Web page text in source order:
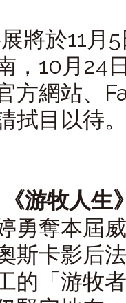
將於11月
，10月24
方網站、
拭目以待。
《游牧人
勇奪本屆
斯卡影后
的「游牧